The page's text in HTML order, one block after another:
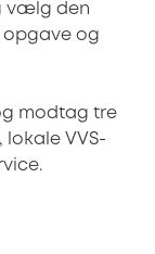
vælg den
opgave og
modtag tre
VVS-